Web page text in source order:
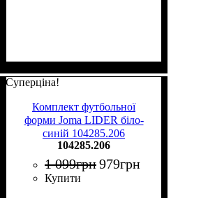
Суперціна!
Комплект футбольної
форми Joma LIDER біло-
синій 104285.206
104285.206
1 099грн979грн
Купити